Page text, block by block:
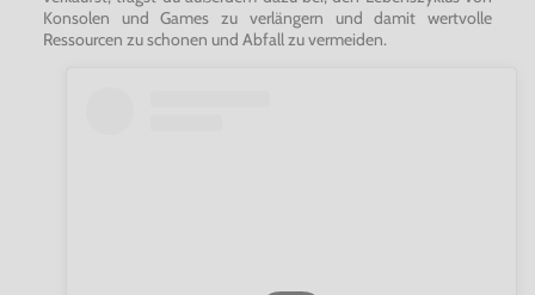
Konsolen und Games zu verlängern und damit wertvolle
Ressourcen zu schonen und Abfall zu vermeiden.